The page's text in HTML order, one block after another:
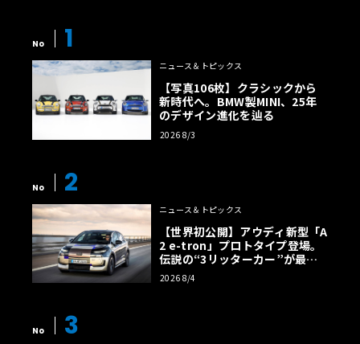
No 1
ニュース＆トピックス
【写真106枚】クラシックから
新時代へ。BMW製MINI、25年
のデザイン進化を辿る
2026 8/3
No 2
ニュース＆トピックス
【世界初公開】アウディ新型「A
2 e-tron」プロトタイプ登場。
伝説の“3リッターカー”が最高
効率エントリーBEVとして復活
【画像38枚】
2026 8/4
No 3